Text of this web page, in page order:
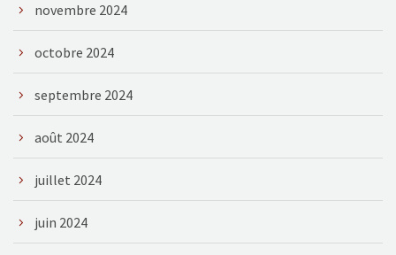
novembre 2024
octobre 2024
septembre 2024
août 2024
juillet 2024
juin 2024